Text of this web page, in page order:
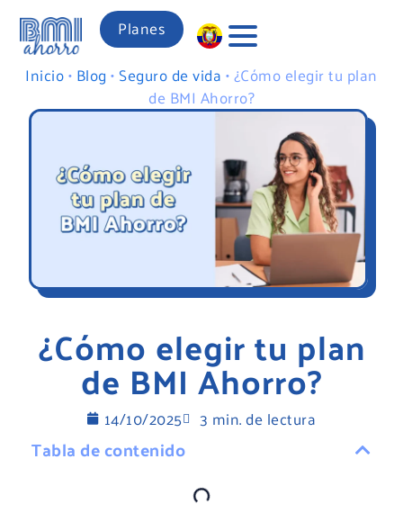
Planes
Inicio• Blog • Seguro de vida •¿Cómo elegir tu plan
de BMI Ahorro?
¿Cómo elegir tu plan
de BMI Ahorro?
14/10/2025 3 min. de lectura
Tabla de contenido